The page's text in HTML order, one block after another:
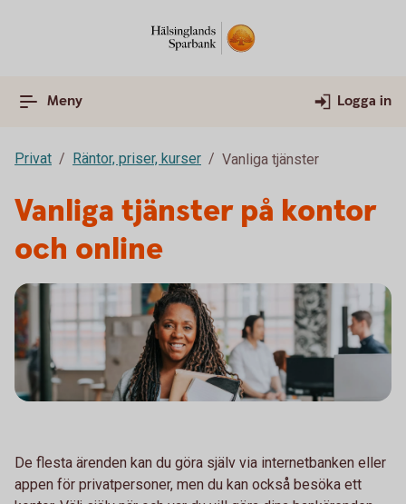
Meny Logga in
Privat Räntor, priser, kurser Vanliga tjänster
Vanliga tjänster på kontor
och online
De flesta ärenden kan du göra själv via internetbanken eller
appen för privatpersoner, men du kan också besöka ett